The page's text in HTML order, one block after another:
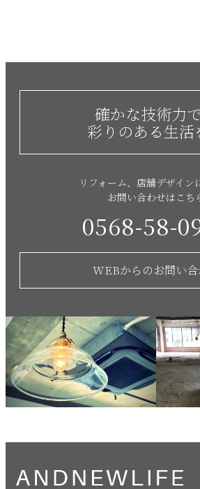
確かな技術力で
彩りのある生活
リフォーム、店舗デザイン
お問い合わせはこち
0568-58-
WEBからのお問い